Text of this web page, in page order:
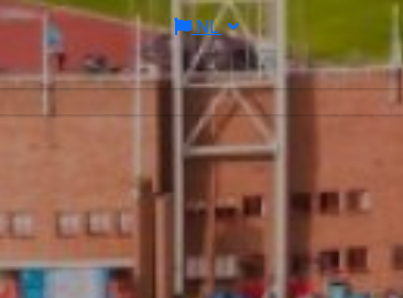
NL